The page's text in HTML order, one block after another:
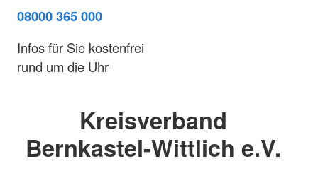
08000 365 000
Infos für Sie kostenfrei
rund um die Uhr
Kreisverband
Bernkastel-Wittlich e.V.